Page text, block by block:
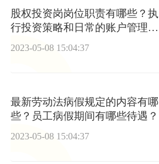
股权投资岗岗位职责有哪些？执
行投资策略和日常的账户管理
2023-05-08 15:04:37
最新劳动法病假规定的内容有哪
些？员工病假期间有哪些待遇？
2023-05-08 15:04:37